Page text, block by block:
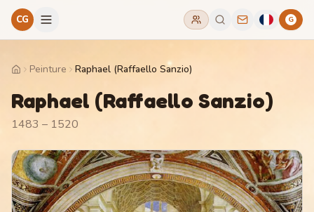
CG G
HomePeinture Raphael (Raffaello Sanzio)
Raphael (Raffaello Sanzio)
1483 – 1520